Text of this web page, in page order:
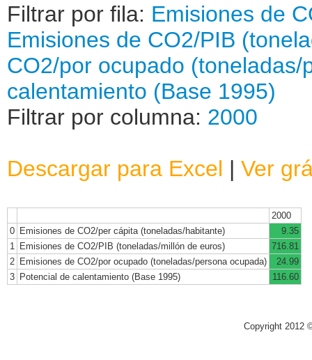
Filtrar por fila: Emisiones de
Emisiones de CO2/PIB
CO2/por ocupado (toneladas/
calentamiento (Base 1995)
Filtrar por columna: 2000
Descargar para Excel | Ver
2000
0 Emisiones de CO2/per cápita (toneladas/habitante)
9.35
1
Emisiones de CO2/PIB (toneladas/millón de euros)
716.81
2 Emisiones de CO2/por ocupado (toneladas/persona ocupada)
24.99
3 Potencial de calentamiento (Base 1995) 116.60
Copyright 2012